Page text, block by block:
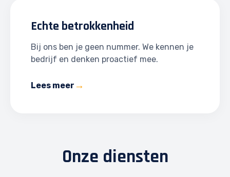
Echte betrokkenheid
Bij ons ben je geen nummer. We kennen je
bedrijf en denken proactief mee.
Lees meer
Onze diensten